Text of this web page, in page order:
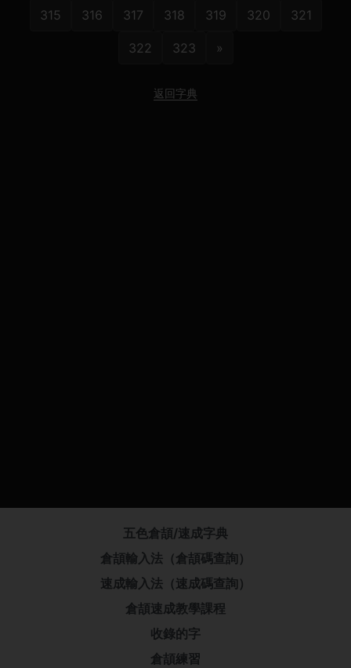
315 316 317 318 319 320 321
322 323 »
返回字典
五色倉頡/速成字典
倉頡輸入法（倉頡碼查詢）
速成輸入法（速成碼查詢）
倉頡速成教學課程
收錄的字
倉頡練習